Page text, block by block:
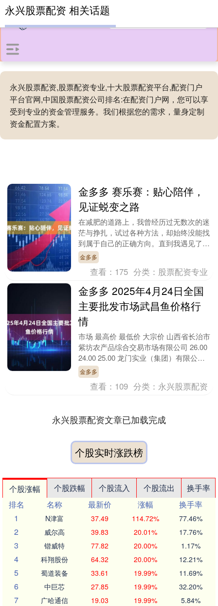
永兴股票配资,股票配资专业,十大股票配资平台,配资门户
平台官网,中国股票配资公司排名:在配资门户网，您可以享
受到专业的资金管理服务。我们根据您的需求，量身定制
资金配置方案。
永兴股票配资 相关话题
金多多 赛乐赛：贴心陪伴，
见证蜕变之路
在减肥的道路上，我曾经历过无数次的迷
茫与挣扎，试过各种方法，却始终没能找
到属于自己的正确方向。直到我遇见了赛
乐赛，这个充满温度与专业的减肥品牌，
用贴心的陪伴和科....
金多多
查看： 175 分类： 股票配资专业
金多多 2025年4月24日全国
主要批发市场武昌鱼价格行
情
市场 最高价 最低价 大宗价 山西省长治市
紫坊农产品综合交易市场有限公司 26.00
24.00 25.00 龙门实业（集团）有限公司
西三街农副水产品市场 35....
金多多
查看： 109 分类： 永兴股票配资
永兴股票配资文章已加载完成
个股实时涨跌榜
个股涨幅 个股跌幅 个股流入 个股流出
换手率
排名
名称 最新价 涨幅
换手率
1
N津富 37.49 114.72% 77.46%
2 威尔高 39.83 20.01% 17.76%
3 锴威特 77.82 20.00% 1.17%
4 科翔股份 64.32 20.00% 12.21%
5 蜀道装备 33.61 19.99% 11.69%
6 中巨芯 27.85 19.99% 32.20%
7 广哈通信 19.03 19.99% 5.84%